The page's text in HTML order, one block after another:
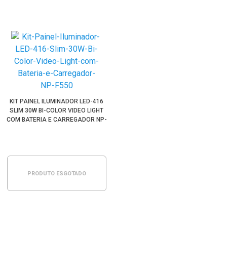
KIT PAINEL ILUMINADOR LED-416
SLIM 30W BI-COLOR VIDEO LIGHT
COM BATERIA E CARREGADOR NP-
PRODUTO ESGOTADO